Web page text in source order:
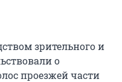
зрительного и
о
проезжей части